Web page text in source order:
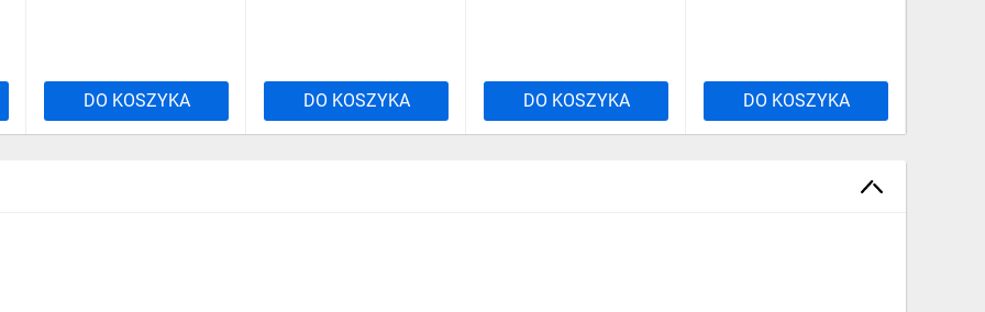
DO KOSZYKA DO KOSZYKA DO KOSZYKA DO KOSZYKA